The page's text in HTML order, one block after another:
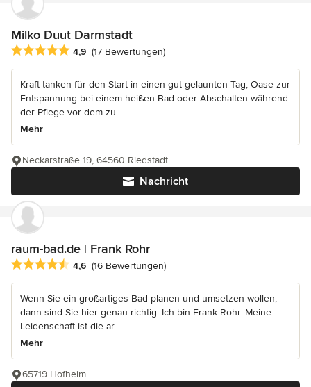
Milko Duut Darmstadt
Durchschnittliche Bewertung: 4.9 von 5 Sternen
4,9 (17 Bewertungen)
Kraft tanken für den Start in einen gut gelaunten Tag, Oase zur
Entspannung bei einem heißen Bad oder Abschalten während
der Pflege vor dem zu...
Mehr
Nachricht
Neckarstraße 19, 64560 Riedstadt
raum-bad.de | Frank Rohr
Durchschnittliche Bewertung: 4.6 von 5 Sternen
4,6 (16 Bewertungen)
Wenn Sie ein großartiges Bad planen und umsetzen wollen,
dann sind Sie hier genau richtig. Ich bin Frank Rohr. Meine
Leidenschaft ist die ar...
Mehr
65719 Hofheim